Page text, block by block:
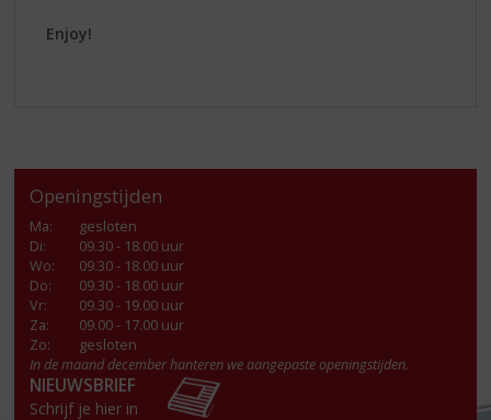
Enjoy!
Openingstijden
Ma:
gesloten
Di:
09.30 - 18.00 uur
Wo:
09.30 - 18.00 uur
Do:
09.30 - 18.00 uur
Vr:
09.30 - 19.00 uur
Za:
09.00 - 17.00 uur
Zo:
gesloten
In de maand december hanteren we aangepaste openingstijden.
NIEUWSBRIEF
Schrijf je hier in